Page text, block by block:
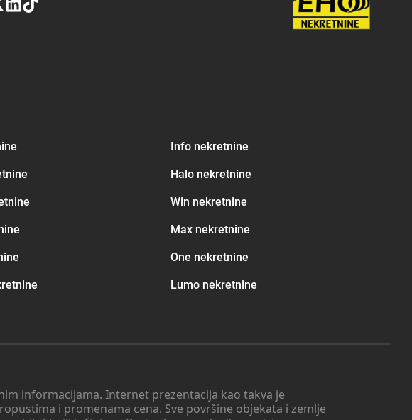
informacijama. Internet prezentacija kao takva je
i promenama cena. Sve površine objekata i zemlje
Info nekretnine
Halo nekretnine
Win nekretnine
Max nekretnine
One nekretnine
Lumo nekretnine